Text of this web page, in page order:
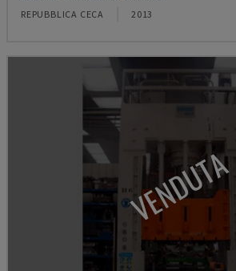
REPUBBLICA CECA 2013
VENDUTA